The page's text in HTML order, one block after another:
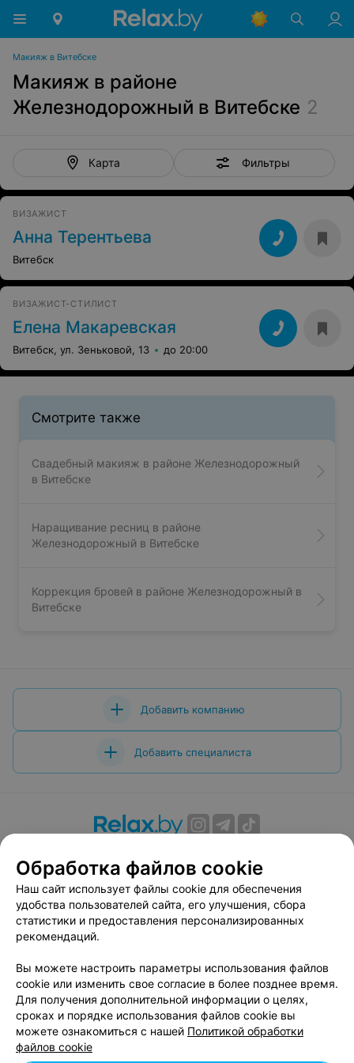
Макияж в Витебске
Макияж в районе
Железнодорожный в Витебске 2
Карта Фильтры
ВИЗАЖИСТ
Анна Терентьева
Витебск
ВИЗАЖИСТ-СТИЛИСТ
Елена Макаревская
Витебск, ул. Зеньковой, 13 до 20:00
Смотрите также
Свадебный макияж в районе Железнодорожный
в Витебске
Наращивание ресниц в районе
Железнодорожный в Витебске
Коррекция бровей в районе Железнодорожный в
Витебске
Добавить компанию
Добавить специалиста
Вакансии
Публичный договор
Способы оплаты
Публичный договор по использованию сервиса
«Афиша»
Пользовательское соглашение
Связаться по вопросам сотрудничества
Написать руководителю relax.by
Персональные настройки cookie
Обработка персональных данных
Обработка файлов cookie
Наш сайт использует файлы cookie для обеспечения
удобства пользователей сайта, его улучшения, сбора
статистики и предоставления персонализированных
рекомендаций.
Вы можете настроить параметры использования файлов
cookie или изменить свое согласие в более позднее время.
Для получения дополнительной информации о целях,
сроках и порядке использования файлов cookie вы
можете ознакомиться с нашей Политикой обработки
файлов cookie